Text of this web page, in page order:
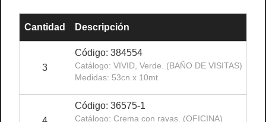
Cantidad Descripción
3
Código: 384554
Catálogo: VIVID, Verde. (BAÑO DE VISITAS)
Medidas: 53cn x 10mt
Código: 36575-1
Catálogo: Crema con rayas. (OFICINA)